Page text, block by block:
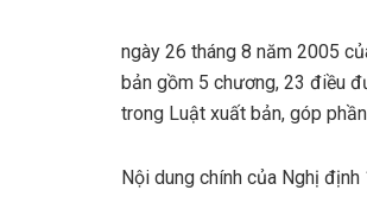
ngày 26 tháng 8 năm 2005
bản gồm 5 chương, 23 điều
trong Luật xuất bản, góp
Nội dung chính của Nghị